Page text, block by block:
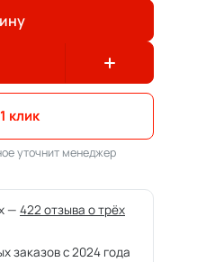
клик
уточнит менеджер
— 422 отзыва о трёх
заказов с 2024 года